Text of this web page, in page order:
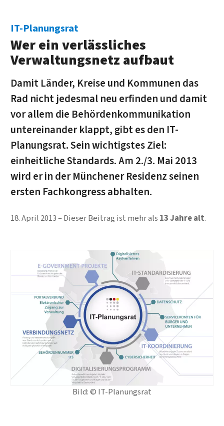
IT-Planungsrat
Wer ein verlässliches
Verwaltungsnetz aufbaut
Damit Länder, Kreise und Kommunen das
Rad nicht jedesmal neu erfinden und damit
vor allem die Behördenkommunikation
untereinander klappt, gibt es den IT-
Planungsrat. Sein wichtigstes Ziel:
einheitliche Standards. Am 2./3. Mai 2013
wird er in der Münchener Residenz seinen
ersten Fachkongress abhalten.
18. April 2013 Dieser Beitrag ist mehr als 13 Jahre alt.
Bild: © IT-Planungsrat